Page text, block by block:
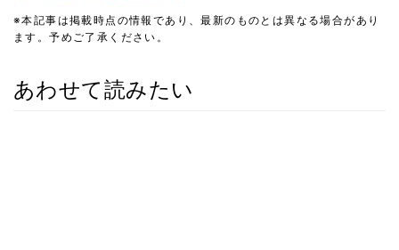
※本記事は掲載時点の情報であり、最新のものとは異なる場合があり
ます。予めご了承ください。
あわせて読みたい